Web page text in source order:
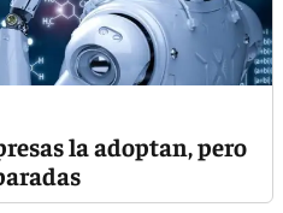
la adoptan, pero